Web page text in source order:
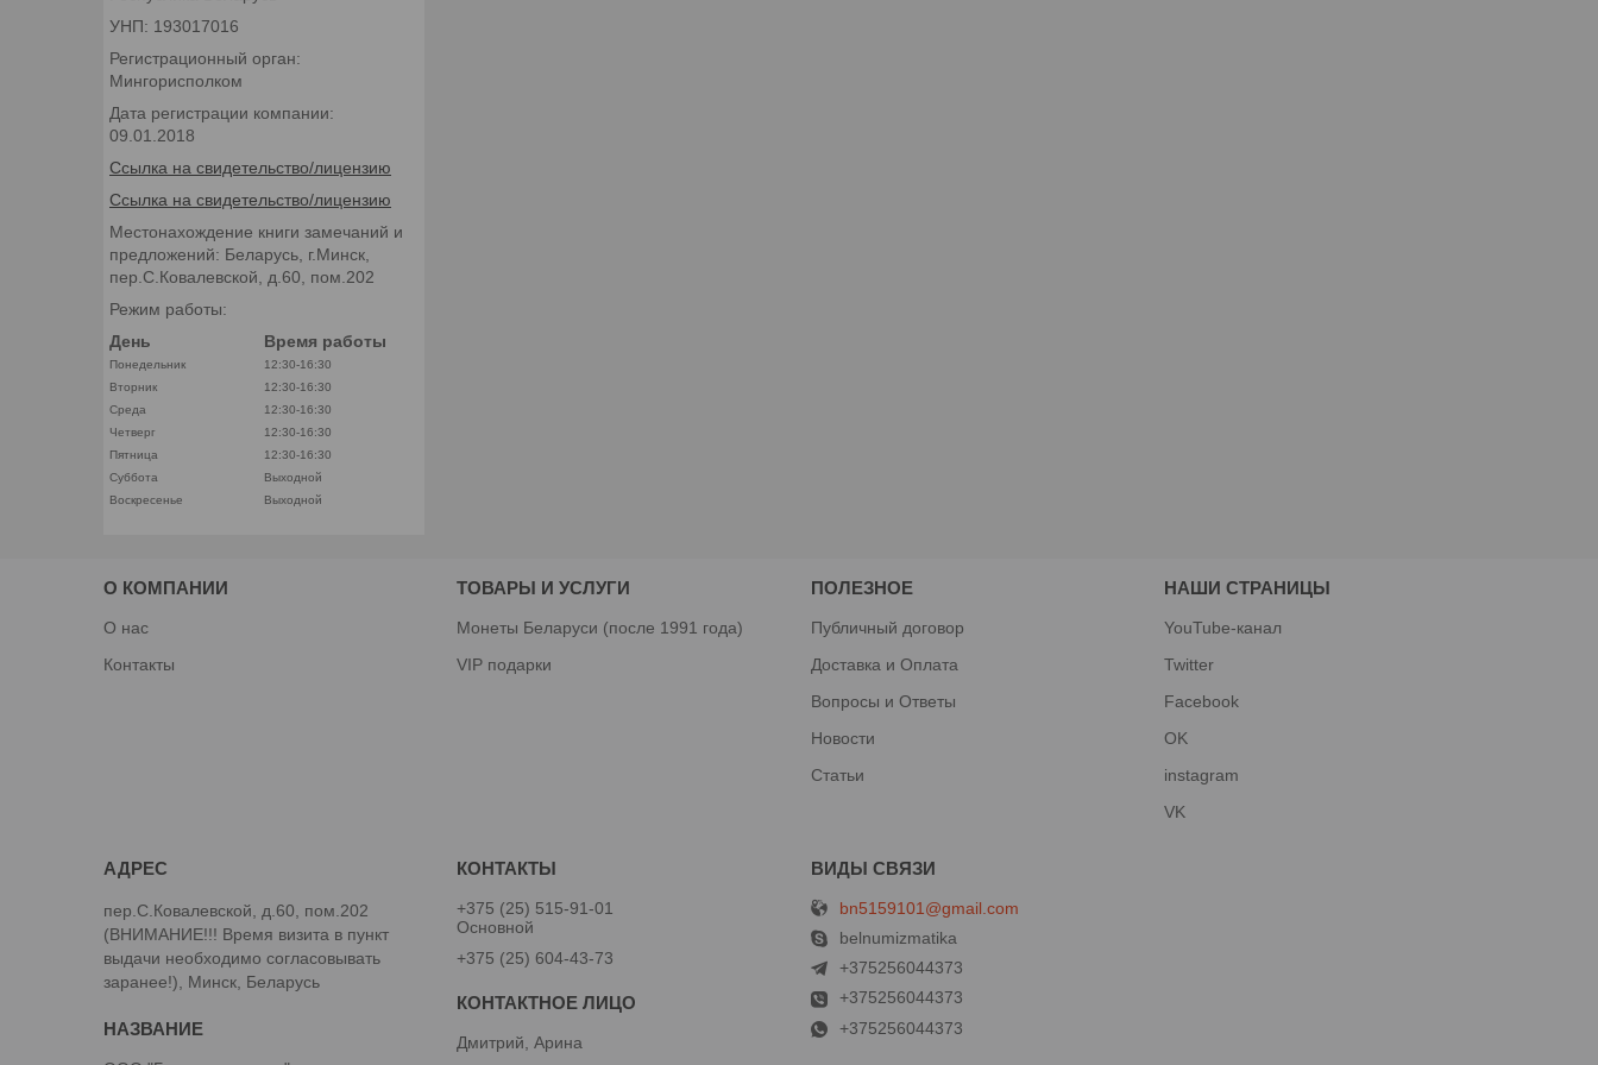
УНП: 193017016
Регистрационный орган:
Мингорисполком
Дата регистрации компании:
09.01.2018
Ссылка на свидетельство/лицензию
Ссылка на свидетельство/лицензию
Местонахождение книги замечаний и
предложений: Беларусь, г.Минск,
пер.С.Ковалевской, д.60, пом.202
Режим работы:
День
Время работы
Понедельник
12:30-16:30
Вторник
12:30-16:30
Среда
12:30-16:30
Четверг
12:30-16:30
Пятница
12:30-16:30
Суббота
Выходной
Воскресенье
Выходной
О КОМПАНИИ
О нас
Контакты
ТОВАРЫ И УСЛУГИ
Монеты Беларуси (после 1991 года)
VIP подарки
ПОЛЕЗНОЕ
Публичный договор
Доставка и Оплата
Вопросы и Ответы
Новости
Статьи
НАШИ СТРАНИЦЫ
YouTube-канал
Twitter
Facebook
OK
instagram
VK
пер.С.Ковалевской, д.60, пом.202
(ВНИМАНИЕ!!! Время визита в пункт
выдачи необходимо согласовывать
заранее!), Минск, Беларусь
+375 (25) 515-91-01
Основной
+375 (25) 604-43-73
Дмитрий, Арина
bn5159101@gmail.com
belnumizmatika
+375256044373
+375256044373
+375256044373